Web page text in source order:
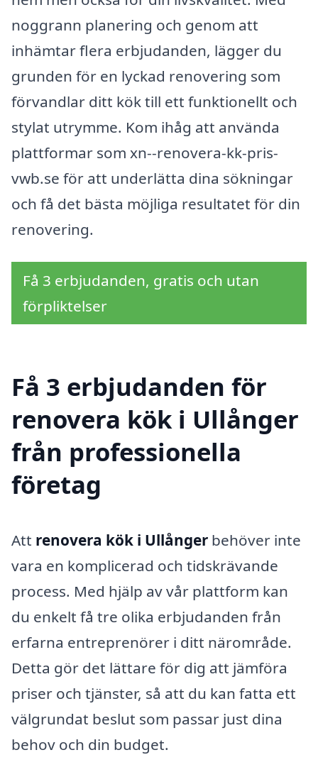
noggrann planering och genom att
inhämtar flera erbjudanden, lägger du
grunden för en lyckad renovering som
förvandlar ditt kök till ett funktionellt och
stylat utrymme. Kom ihåg att använda
plattformar som xn--renovera-kk-pris-
vwb.se för att underlätta dina sökningar
och få det bästa möjliga resultatet för din
renovering.
Få 3 erbjudanden, gratis och utan
förpliktelser
Få 3 erbjudanden för
renovera kök i Ullånger
från professionella
företag
Att renovera kök i Ullånger behöver inte
vara en komplicerad och tidskrävande
process. Med hjälp av vår plattform kan
du enkelt få tre olika erbjudanden från
erfarna entreprenörer i ditt närområde.
Detta gör det lättare för dig att jämföra
priser och tjänster, så att du kan fatta ett
välgrundat beslut som passar just dina
behov och din budget.